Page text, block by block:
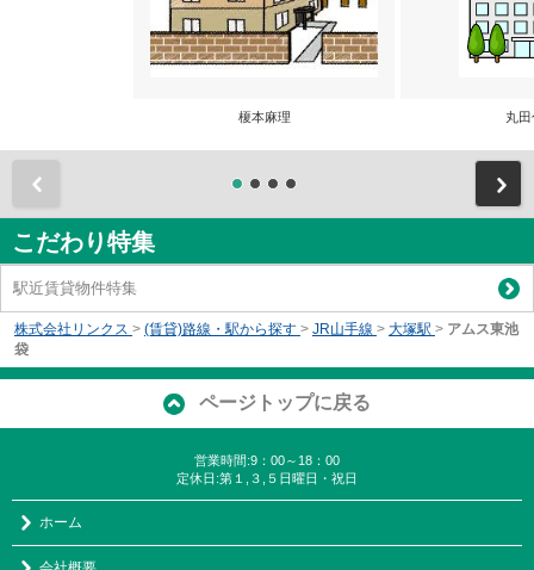
榎本麻理 丸
こだわり特集
駅近賃貸物件特集
株式会社リンクス > (賃貸)路線・駅から探す > JR山手線 > 大塚駅 > アムス東池
袋
ページトップに戻る
営業時間:9：00～18：00
定休日:第１,３,５日曜日・祝日
ホーム